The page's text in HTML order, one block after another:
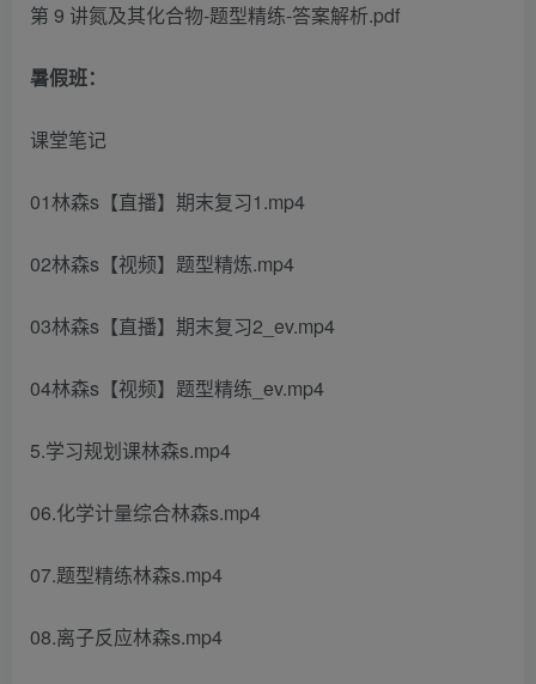
第 9 讲氮及其化合物-题型精练-答案解析.pdf
暑假班：
课堂笔记
01林森s【直播】期末复习1.mp4
02林森s【视频】题型精炼.mp4
03林森s【直播】期末复习2_ev.mp4
04林森s【视频】题型精练_ev.mp4
5.学习规划课林森s.mp4
06.化学计量综合林森s.mp4
07.题型精练林森s.mp4
08.离子反应林森s.mp4